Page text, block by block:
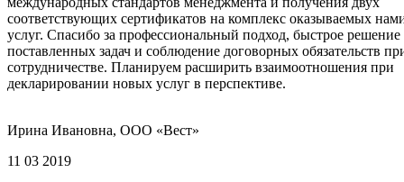
соответствующих сертификатов на комплекс оказываемых
услуг. Спасибо за профессиональный подход, быстрое решение
поставленных задач и соблюдение договорных обязательств
сотрудничестве. Планируем расширить взаимоотношения при
декларировании новых услуг в перспективе.
Ирина Ивановна, ООО «Вест»
11 03 2019